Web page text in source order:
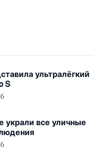
ультралёгкий
S
украли все уличные